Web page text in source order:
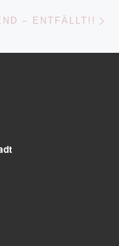
– ENTFÄLLT!!